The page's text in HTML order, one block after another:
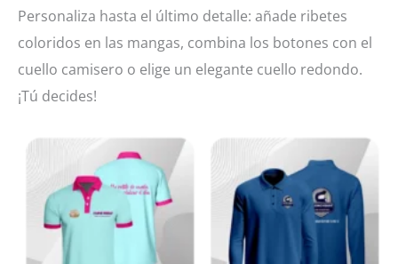
Personaliza hasta el último detalle: añade ribetes
coloridos en las mangas, combina los botones con el
cuello camisero o elige un elegante cuello redondo.
¡Tú decides!